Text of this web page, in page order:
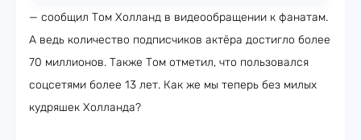
— сообщил Том Холланд в видеообращении к фанатам.
А ведь количество подписчиков актёра достигло более
70 миллионов. Также Том отметил, что пользовался
соцсетями более 13 лет. Как же мы теперь без милых
кудряшек Холланда?